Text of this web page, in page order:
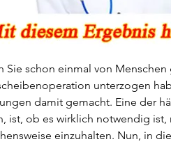
Sie schon einmal von
unterzogen
damit gemacht. Eine der
ist, ob es wirklich notwendig
einzuhalten. Nun, in